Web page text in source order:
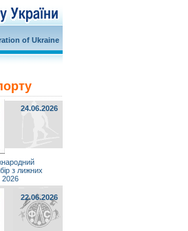
of Ukraine
24.06.2026
з лижних
2026
22.06.2026